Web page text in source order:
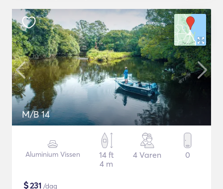
M/B 14
Aluminium Vissen
14 ft
4 m
4 Varen 0
$231 /dag